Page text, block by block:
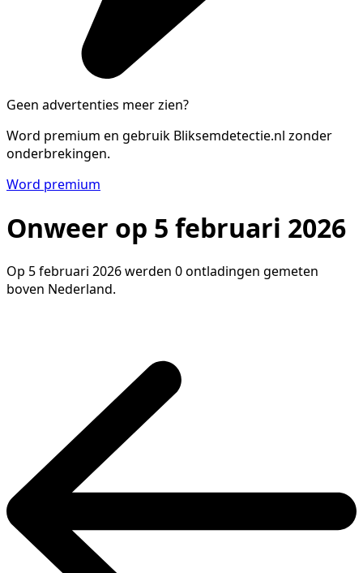
Geen advertenties meer zien?
Word premium en gebruik Bliksemdetectie.nl zonder
onderbrekingen.
Word premium
Onweer op 5 februari 2026
Op 5 februari 2026 werden 0 ontladingen gemeten
boven Nederland.